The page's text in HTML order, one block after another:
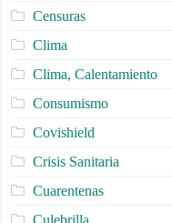
Censuras
Clima
Clima, Calentamiento
Consumismo
Covishield
Crisis Sanitaria
Cuarentenas
Culebrilla